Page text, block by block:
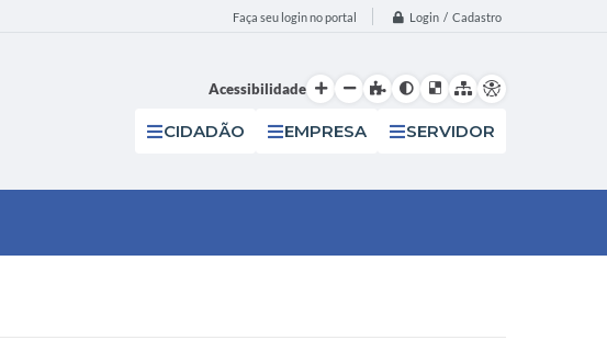
Faça seu login no portal Login / Cadastro
Acessibilidade
CIDADÃO EMPRESA SERVIDOR